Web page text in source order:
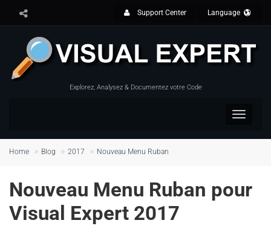
Support Center Language
Explorez, Analysez & Documentez votre Code
Toggle
Home Blog 2017 Nouveau Menu Ruban
Nouveau Menu Ruban pour
Visual Expert 2017